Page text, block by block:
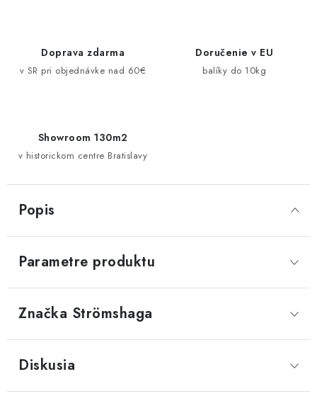
Doprava zdarma
v SR pri objednávke nad 60€
Doručenie v EU
balíky do 10kg
Showroom 130m2
v historickom centre Bratislavy
Popis
Parametre produktu
Značka Strömshaga
Diskusia